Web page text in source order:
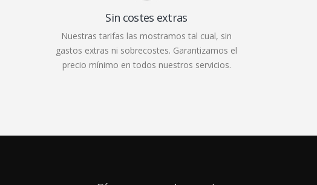
Sin costes extras
Nuestras tarifas las mostramos tal cual, sin
gastos extras ni sobrecostes. Garantizamos el
precio mínimo en todos nuestros servicios.